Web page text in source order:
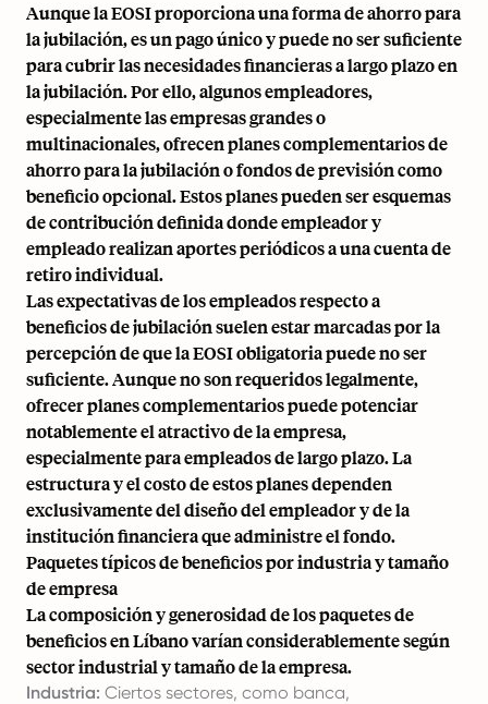
Aunque la EOSI proporciona una forma de ahorro para
la jubilación, es un pago único y puede no ser suficiente
para cubrir las necesidades financieras a largo plazo en
la jubilación. Por ello, algunos empleadores,
especialmente las empresas grandes o
multinacionales, ofrecen planes complementarios de
ahorro para la jubilación o fondos de previsión como
beneficio opcional. Estos planes pueden ser esquemas
de contribución definida donde empleador y
empleado realizan aportes periódicos a una cuenta de
retiro individual.
Las expectativas de los empleados respecto a
beneficios de jubilación suelen estar marcadas por la
percepción de que la EOSI obligatoria puede no ser
suficiente. Aunque no son requeridos legalmente,
ofrecer planes complementarios puede potenciar
notablemente el atractivo de la empresa,
especialmente para empleados de largo plazo. La
estructura y el costo de estos planes dependen
exclusivamente del diseño del empleador y de la
institución financiera que administre el fondo.
Paquetes típicos de beneficios por industria y tamaño
de empresa
La composición y generosidad de los paquetes de
beneficios en Líbano varían considerablemente según
sector industrial y tamaño de la empresa.
Industria: Ciertos sectores, como banca,